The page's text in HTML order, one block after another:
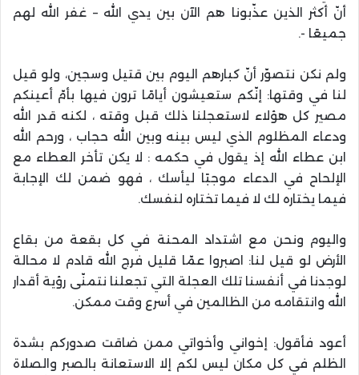
أنّ أكثر الذين عذّبونا هم الآن بين يدي الله – غفر الله لهم
جميعًا -.
ولم نكن نتصوّر أنّ كبارهم اليوم بين قتيل وسجين، ولو قيل
لنا في وقتها: إنّكم ستعيشون أيامًا ترون فيها بأمّ أعينكم
مصير كل هؤلاء لاستعجلنا ذلك قبل وقته ، لكنه قدر الله
ودعاء المظلوم الذي ليس بينه وبين الله حجاب ، ورحم الله
ابن عطاء الله إذ يقول في حكمه : لا يكن تأخر العطاء مع
الإلحاح في الدعاء موجبًا ليأسك ، فهو ضمن لك الإجابة
فيما يختاره لك لا فيما تختاره لنفسك.
واليوم ونحن مع اشتداد المحنة في كل بقعة من بقاع
الأرض لو قيل لنا: اصبروا عمّا قليل فرج الله قادم لا محالة
لوجدنا في أنفسنا تلك العجلة التي تجعلنا نتمنّى رؤية أقدار
الله وانتقامه من الظالمين في أسرع وقت ممكن.
أعود فأقول: إخواني وأخواتي ممن ضاقت صدوركم بشدة
الظلم في كل مكان ليس لكم إلا الاستعانة بالصبر والصلاة